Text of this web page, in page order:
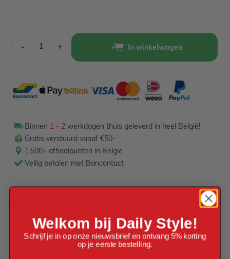
- + In winkelwagen
Binnen 1 - 2 werkdagen thuis geleverd in heel België!
Gratis verstuurd vanaf €50-
1.500+ afhaalpunten in België
Veilig betalen met Bancontact
Kartonnen DIY letter B in het blauw om te combineren met
andere letters of cijfers. De letter is 11 x 12 cm groot. Tip:
maak de letters of cijfers vast met een splitpen.
Welkom bij Daily Style!
Schrijf je in op onze nieuwsbrief en ontvang 5% korting
op je eerste bestelling.